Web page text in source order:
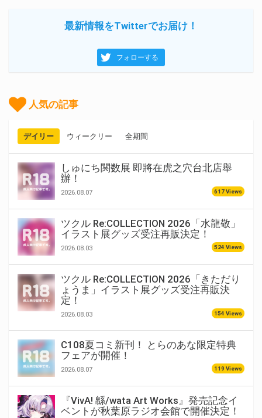
最新情報をTwitterでお届け！
フォローする
人気の記事
デイリー ウィークリー 全期間
しゅにち関数展 即將在虎之穴台北店舉
辦！
2026.08.07 617 Views
ツクル Re:COLLECTION 2026「水龍敬」
イラスト展グッズ受注再販決定！
2026.08.03 524 Views
ツクル Re:COLLECTION 2026「きただり
ょうま」イラスト展グッズ受注再販決
定！
2026.08.03 154 Views
C108夏コミ新刊！ とらのあな限定特典
フェアが開催！
2026.08.07 119 Views
『VivA! 緜/wata Art Works』発売記念イ
ベントが秋葉原ラジオ会館で開催決定！